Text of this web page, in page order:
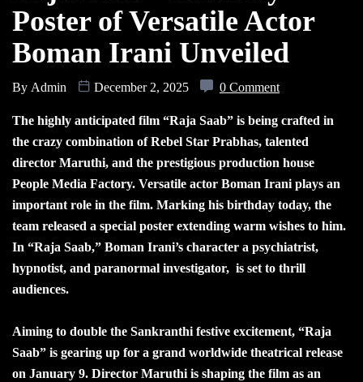
Poster of Versatile Actor
Boman Irani Unveiled
By Admin December 2, 2025 0 Comment
The highly anticipated film “Raja Saab” is being crafted in
the crazy combination of Rebel Star Prabhas, talented
director Maruthi, and the prestigious production house
People Media Factory. Versatile actor Boman Irani plays an
important role in the film. Marking his birthday today, the
team released a special poster extending warm wishes to him.
In “Raja Saab,” Boman Irani’s character a psychiatrist,
hypnotist, and paranormal investigator, is set to thrill
audiences.
Aiming to double the Sankranthi festive excitement, “Raja
Saab” is gearing up for a grand worldwide theatrical release
on January 9. Director Maruthi is shaping the film as an